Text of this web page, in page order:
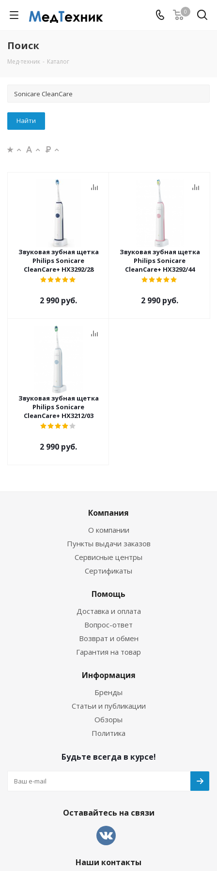
0
Поиск
Мед-техник - Каталог
Звуковая зубная щетка
Philips Sonicare
CleanCare+ HX3292/28
2 990 руб.
Звуковая зубная щетка
Philips Sonicare
CleanCare+ HX3292/44
2 990 руб.
Звуковая зубная щетка
Philips Sonicare
CleanCare+ HX3212/03
2 990 руб.
Компания
О компании
Пункты выдачи заказов
Сервисные центры
Сертификаты
Помощь
Доставка и оплата
Вопрос-ответ
Возврат и обмен
Гарантия на товар
Информация
Бренды
Статьи и публикации
Обзоры
Политика
Будьте всегда в курсе!
Оставайтесь на связи
Наши контакты